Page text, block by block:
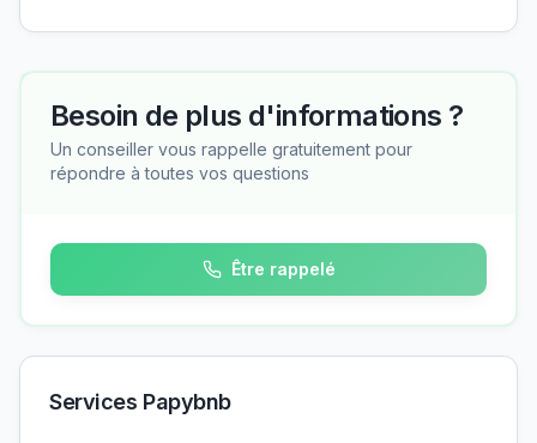
Besoin de plus d'informations ?
Un conseiller vous rappelle gratuitement pour
répondre à toutes vos questions
Être rappelé
Services Papybnb